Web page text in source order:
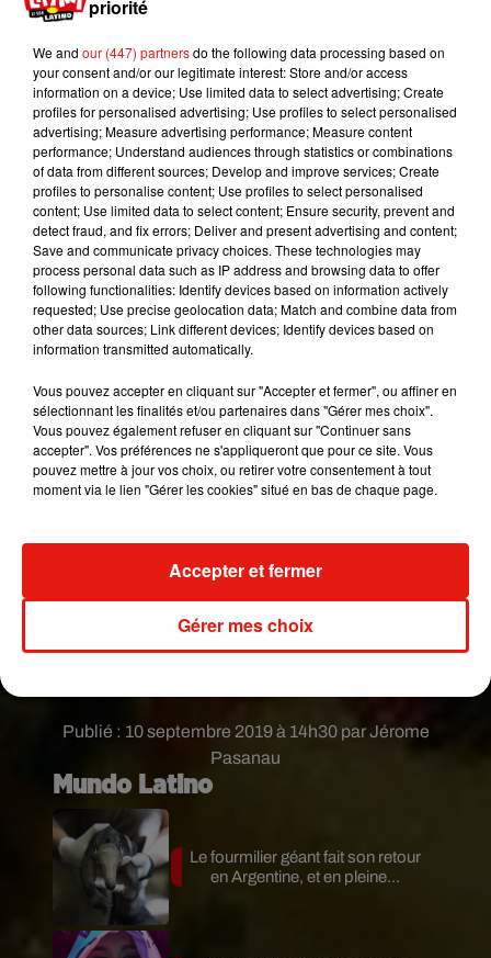
Publié : 10 septembre 2019 à 14h30 par Jérome
Pasanau
le nom. Désormais le salon s’appellerait
grande variété de produits et de plats de la cuisine
péruvienne.
En seulement 4 jours, le salon a rassemblé plus
de 150 000 visiteurs. Un succès qui se poursuit
encore aujourd’hui, 11 ans après.
Mundo Latino
Le fourmilier géant fait son retour
en Argentine, et en pleine...
priorité
We and our (447) partnersdo the following data processing based on
your consent and/or our legitimate interest: Store and/or access
information on a device; Use limited data to select advertising; Create
profiles for personalised advertising; Use profiles to select personalised
advertising; Measure advertising performance; Measure content
performance; Understand audiences through statistics or combinations
of data from different sources; Develop and improve services; Create
profiles to personalise content; Use profiles to select personalised
content; Use limited data to select content; Ensure security, prevent and
detect fraud, and fix errors; Deliver and present advertising and content;
Save and communicate privacy choices. These technologies may
process personal data such as IP address and browsing data to offer
following functionalities: Identify devices based on information actively
requested; Use precise geolocation data; Match and combine data from
other data sources; Link different devices; Identify devices based on
information transmitted automatically.
Vous pouvez accepter en cliquant sur "Accepter et fermer", ou affiner en
sélectionnant les finalités et/ou partenaires dans "Gérer mes choix".
Vous pouvez également refuser en cliquant sur "Continuer sans
accepter". Vos préférences ne s'appliqueront que pour ce site. Vous
pouvez mettre à jour vos choix, ou retirer votre consentement à tout
moment via le lien "Gérer les cookies" situé en bas de chaque page.
Gérer mes choix
Accepter et fermer